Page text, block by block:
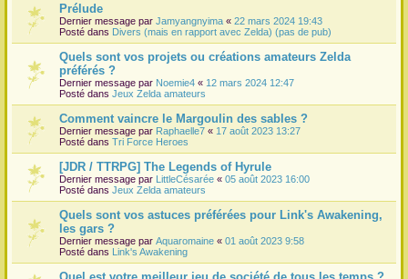
Prélude
Dernier message par Jamyangnyima « 22 mars 2024 19:43
Posté dans Divers (mais en rapport avec Zelda) (pas de pub)
Quels sont vos projets ou créations amateurs Zelda
préférés ?
Dernier message par Noemie4 « 12 mars 2024 12:47
Posté dans Jeux Zelda amateurs
Comment vaincre le Margoulin des sables ?
Dernier message par Raphaelle7 « 17 août 2023 13:27
Posté dans Tri Force Heroes
[JDR / TTRPG] The Legends of Hyrule
Dernier message par LittleCésarée « 05 août 2023 16:00
Posté dans Jeux Zelda amateurs
Quels sont vos astuces préférées pour Link's Awakening,
les gars ?
Dernier message par Aquaromaine « 01 août 2023 9:58
Posté dans Link's Awakening
Quel est votre meilleur jeu de société de tous les temps ?